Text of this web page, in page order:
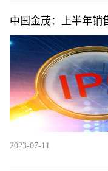
中国金茂：上半年销
2023-07-11